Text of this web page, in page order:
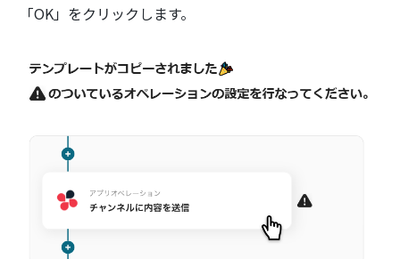
「OK」をクリックします。